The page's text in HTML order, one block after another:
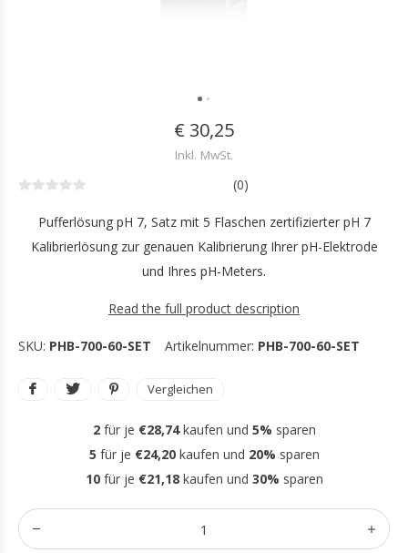
€ 30,25
Inkl. MwSt.
(0)
Pufferlösung pH 7, Satz mit 5 Flaschen zertifizierter pH 7
Kalibrierlösung zur genauen Kalibrierung Ihrer pH-Elektrode
und Ihres pH-Meters.
Read the full product description
SKU: PHB-700-60-SET Artikelnummer: PHB-700-60-SET
Vergleichen
2für je €28,74kaufen und 5% sparen
5 für je €24,20kaufen und 20% sparen
10für je €21,18kaufen und 30% sparen